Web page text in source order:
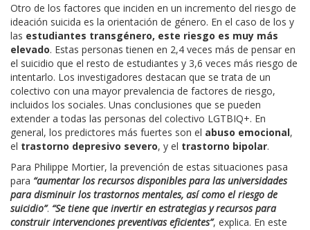
Otro de los factores que inciden en un incremento del riesgo de
ideación suicida es la orientación de género. En el caso de los y
las estudiantes transgénero, este riesgo es muy más
elevado. Estas personas tienen en 2,4 veces más de pensar en
el suicidio que el resto de estudiantes y 3,6 veces más riesgo de
intentarlo. Los investigadores destacan que se trata de un
colectivo con una mayor prevalencia de factores de riesgo,
incluidos los sociales. Unas conclusiones que se pueden
extender a todas las personas del colectivo LGTBIQ+. En
general, los predictores más fuertes son el abuso emocional,
el trastorno depresivo severo, y el trastorno bipolar.
Para Philippe Mortier, la prevención de estas situaciones pasa
para “aumentar los recursos disponibles para las universidades
para disminuir los trastornos mentales, así como el riesgo de
suicidio”. “Se tiene que invertir en estrategias y recursos para
construir intervenciones preventivas eficientes”, explica. En este